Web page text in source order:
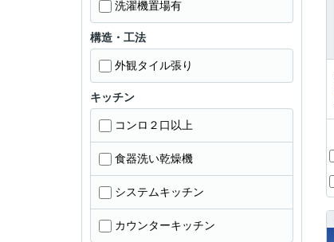
洗濯機置場有
構造・工法
外観タイル張り
キッチン
コンロ２口以上
食器洗い乾燥機
システムキッチン
カウンターキッチン